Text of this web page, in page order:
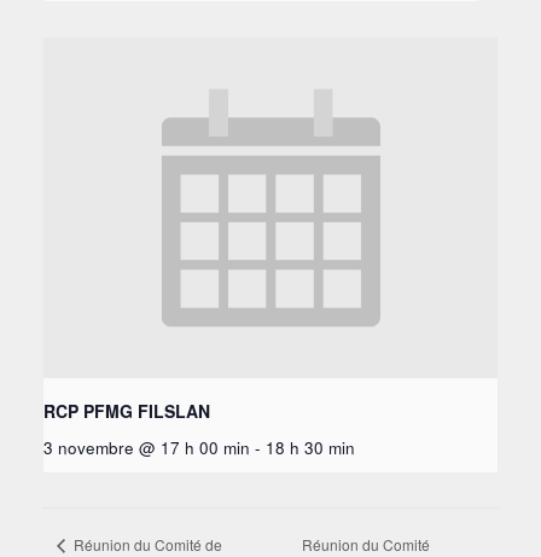
RCP PFMG FILSLAN
3 novembre @ 17 h 00 min - 18 h 30 min
Réunion du Comité de
Réunion du Comité